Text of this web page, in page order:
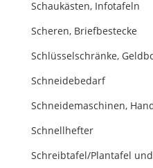
Schaukästen, Infotafeln
Scheren, Briefbestecke
Schlüsselschränke,
Schneidebedarf
Schneidemaschinen,
Schnellhefter
Schreibtafel/Plantafel